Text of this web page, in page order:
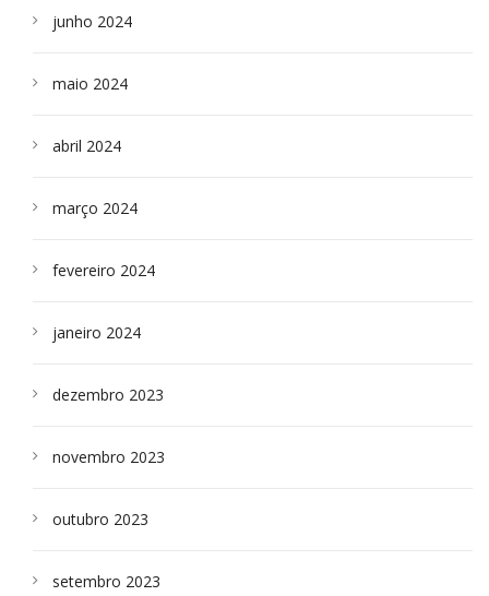
junho 2024
maio 2024
abril 2024
março 2024
fevereiro 2024
janeiro 2024
dezembro 2023
novembro 2023
outubro 2023
setembro 2023